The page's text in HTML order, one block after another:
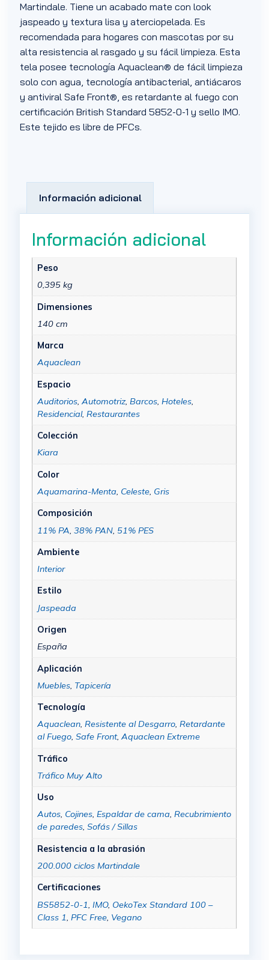
Martindale. Tiene un acabado mate con look
jaspeado y textura lisa y aterciopelada. Es
recomendada para hogares con mascotas por su
alta resistencia al rasgado y su fácil limpieza. Esta
tela posee tecnología Aquaclean® de fácil limpieza
solo con agua, tecnología antibacterial, antiácaros
y antiviral Safe Front®, es retardante al fuego con
certificación British Standard 5852-0-1 y sello IMO.
Este tejido es libre de PFCs.
Información adicional
Información adicional
Peso
0,395 kg
Dimensiones
140 cm
Marca
Aquaclean
Espacio
Auditorios, Automotriz, Barcos, Hoteles,
Residencial, Restaurantes
Colección
Kiara
Color
Aquamarina-Menta, Celeste, Gris
Composición
11% PA 38% PAN, 51% PES
Ambiente
Interior
Estilo
Jaspeada
Origen
España
Aplicación
Muebles, Tapicería
Tecnología
Aquaclean, Resistente al Desgarro, Retardante
al Fuego, Safe Front, Aquaclean Extreme
Tráfico
Tráfico Muy Alto
Uso
Autos, Cojines, Espaldar de cama, Recubrimiento
de paredes, Sofás / Sillas
Resistencia a la abrasión
200.000 ciclos Martindale
Certificaciones
BS5852-0-1, IMO, OekoTex Standard 100 –
Class 1, PFC Free, Vegano